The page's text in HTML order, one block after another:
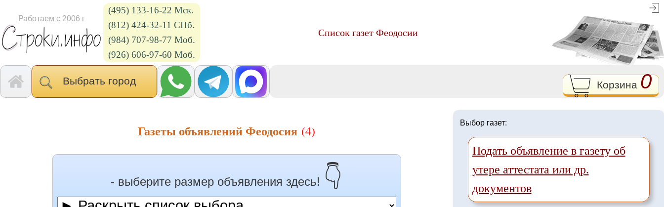
Работаем с 2006 г
(495) 133-16-22 Мск.
(812) 424-32-11 СПб.
(984) 707-98-77 Моб.
(926) 606-97-60 Моб.
Список газет Феодосии
Выбрать город Корзина 0
Газеты объявлений Феодосия (4)
- выберите размер объявления здесь! 👇
Выбор газет:
Подать объявление в газету об
утере аттестата или др.
документов